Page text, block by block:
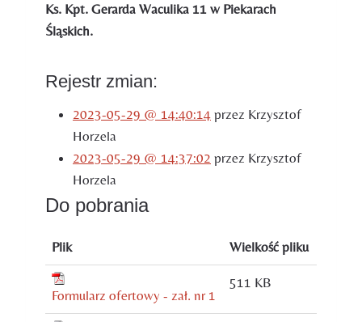
Ks. Kpt. Gerarda Waculika 11 w Piekarach
Śląskich.
Rejestr zmian:
2023-05-29 @ 14:40:14 przez Krzysztof
Horzela
2023-05-29 @ 14:37:02 przez Krzysztof
Horzela
Do pobrania
Plik Wielkość pliku
Formularz ofertowy - zał. nr 1
511 KB